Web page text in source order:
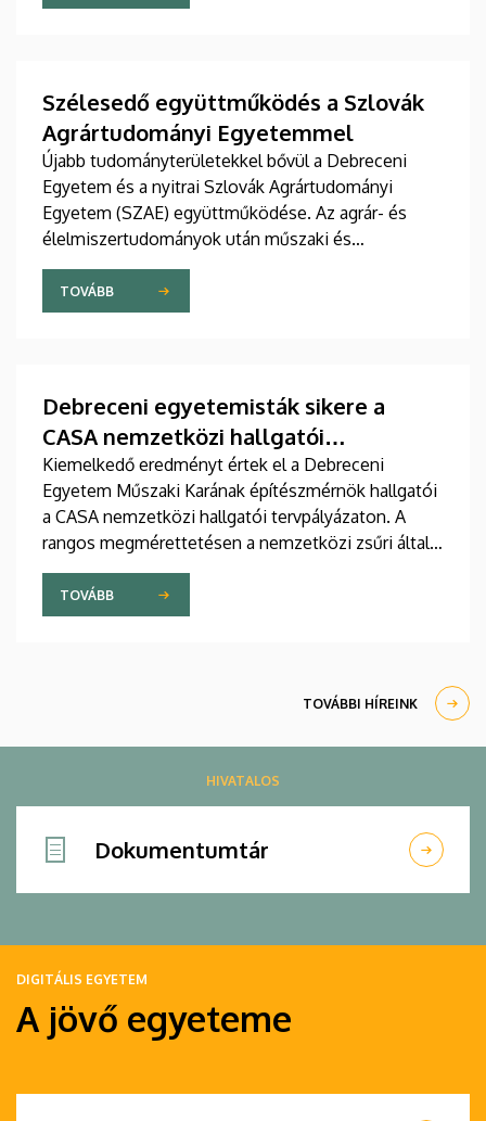
épületben, ugyanakkor az előbbi fűtési megoldás
Szélesedő együttműködés a Szlovák
Agrártudományi Egyetemmel
Újabb tudományterületekkel bővül a Debreceni
Egyetem és a nyitrai Szlovák Agrártudományi
Egyetem (SZAE) együttműködése. Az agrár- és
élelmiszertudományok után műszaki és
gazdaságtudományi területeken is szorosabbra fűzi
viszonyát a két intézmény. A mások mellett
oktató- és hallgatócseréről, közös konferenciákról
TOVÁBB
Debreceni egyetemisták sikere a
CASA nemzetközi hallgatói
tervpályázaton
Kiemelkedő eredményt értek el a Debreceni
Egyetem Műszaki Karának építészmérnök hallgatói
a CASA nemzetközi hallgatói tervpályázaton. A
rangos megmérettetésen a nemzetközi zsűri által
kiválasztott tíz legjobb pályamunka közül három a
debreceni hallgatók tervei közül került ki.
TOVÁBB
TOVÁBBI HÍREINK
HIVATALOS
Dokumentumtár
DIGITÁLIS EGYETEM
A jövő egyeteme